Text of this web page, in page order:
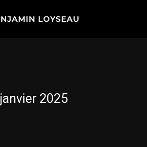
janvier 2025